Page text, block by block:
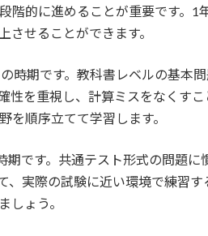
階的に進めることが重要です。1
させることができます。
時期です。教科書レベルの基本
性を重視し、計算ミスをなくす
を順序立てて学習します。
期です。共通テスト形式の問題に
、実際の試験に近い環境で練習
しょう。